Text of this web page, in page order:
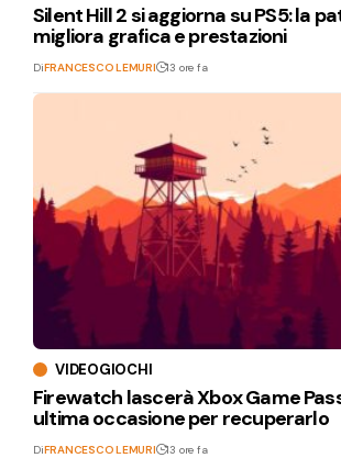
Silent Hill 2 si aggiorna su PS5: la
migliora grafica e prestazioni
DiFRANCESCO LEMURI 13 ore fa
VIDEOGIOCHI
Firewatch lascerà Xbox Game
ultima occasione per recuperarlo
DiFRANCESCO LEMURI 13 ore fa